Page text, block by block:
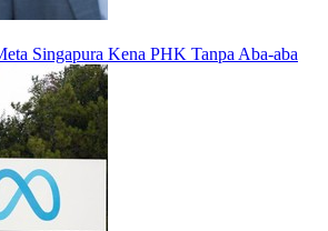
Singapura Kena PHK Tanpa Aba-aba